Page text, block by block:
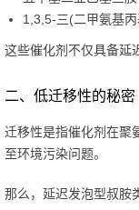
1,3,5-三(二甲氨基丙
这些催化剂不仅具备延
二、低迁移性的秘密
迁移性是指催化剂在聚
至环境污染问题。
那么，延迟发泡型叔胺